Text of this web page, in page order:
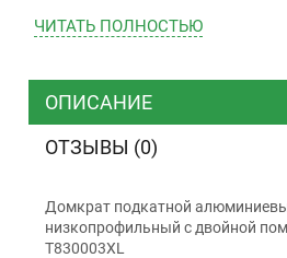
ТК “Justin”
ТК ”УкрПочта”
Наличными
Наложенный платеж (при
ЧИТАТЬ ПОЛНОСТЬЮ
ОПИСАНИЕ
ОТЗЫВЫ (0)
Домкрат подкатной
низкопрофильный с двойной
T830003XL